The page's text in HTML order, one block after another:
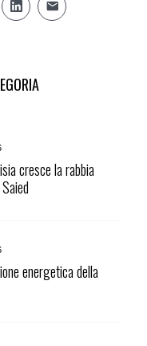
cresce la rabbia
energetica della